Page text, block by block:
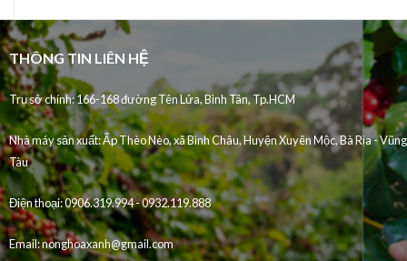
THÔNG TIN LIÊN HỆ
Trụ sở chính: 166-168 đường Tên Lửa, Bình Tân, Tp.HCM
Nhà máy sản xuất:Ấp Thèo Nèo, xã Bình Châu, Huyện Xuyên Mộc, Bà Rịa - Vũng
Tàu
Điện thoại:0906.319.994 - 0932.119.888
Email:nonghoaxanh@gmail.com